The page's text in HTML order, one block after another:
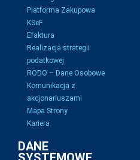
Platforma Zakupowa
KSeF
Efaktura
Realizacja strategii
podatkowej
RODO – Dane Osobowe
Komunikacja z
akcjonariuszami
Mapa Strony
Kariera
DANE